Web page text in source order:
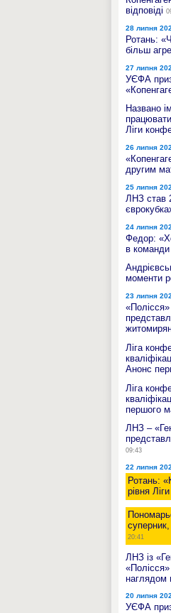
відповіді
28 липня
Ротань:
більш
27 липня
УЄФА
Названо
Ліги
26 липня
другим
25 липня
ЛНЗ став
24 липня
Федор:
в команди
моменти
23 липня
Ліга
Анонс
Ліга
першого
ЛНЗ –
09:43
22 липня
Ротань:
рівня
суперник,
20:41
ЛНЗ із
наглядом
20 липня
УЄФА